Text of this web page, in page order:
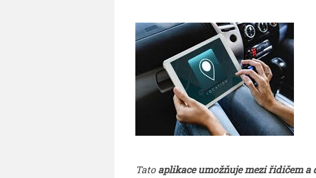
Tatoaplikace umožňuje mezi řidičem